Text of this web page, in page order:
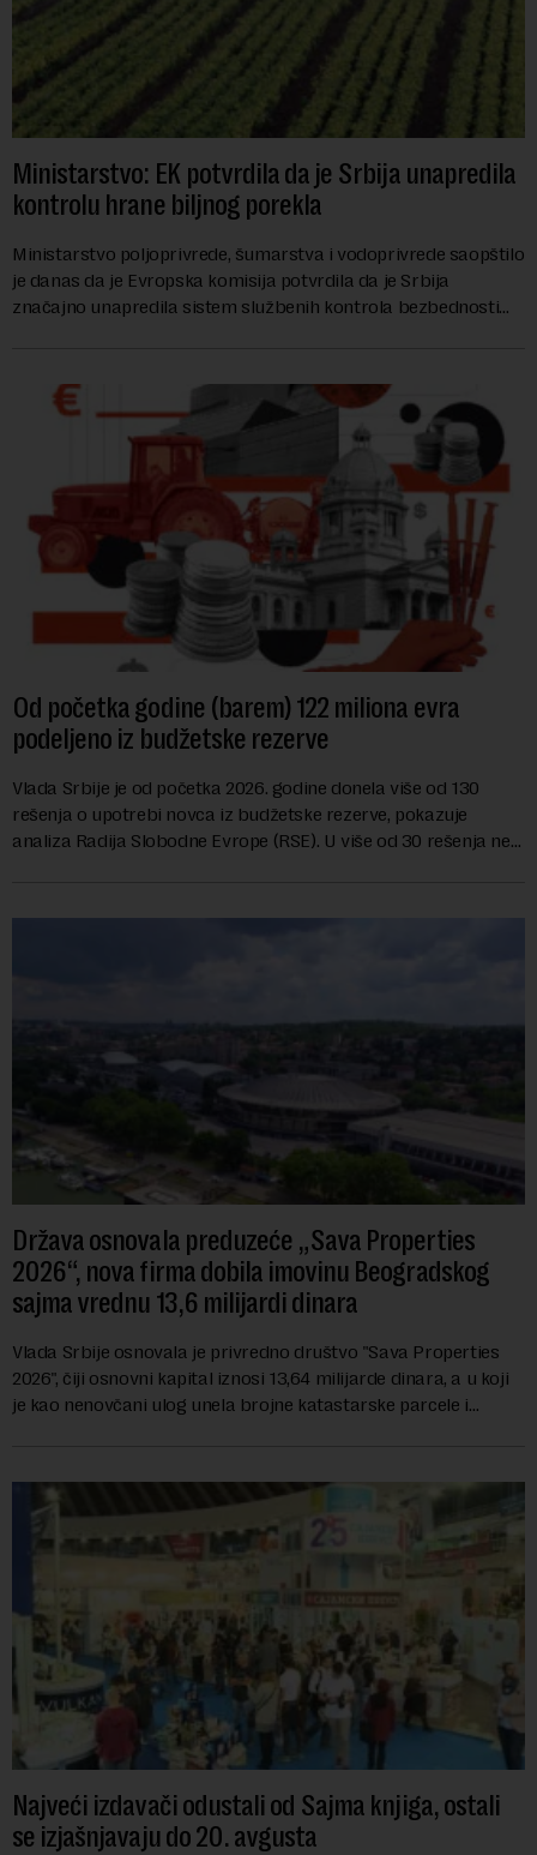
Ministarstvo: EK potvrdila da je Srbija unapredila
kontrolu hrane biljnog porekla
Ministarstvo poljoprivrede, šumarstva i vodoprivrede saopštilo
je danas da je Evropska komisija potvrdila da je Srbija
značajno unapredila sistem službenih kontrola bezbednosti
Od početka godine (barem) 122 miliona evra
podeljeno iz budžetske rezerve
Vlada Srbije je od početka 2026. godine donela više od 130
rešenja o upotrebi novca iz budžetske rezerve, pokazuje
analiza Radija Slobodne Evrope (RSE). U više od 30 rešenja ne
Država osnovala preduzeće „Sava Properties
2026“, nova firma dobila imovinu Beogradskog
sajma vrednu 13,6 milijardi dinara
Vlada Srbije osnovala je privredno društvo "Sava Properties
2026", čiji osnovni kapital iznosi 13,64 milijarde dinara, a u koji
je kao nenovčani ulog unela brojne katastarske parcele i
Najveći izdavači odustali od Sajma knjiga, ostali
se izjašnjavaju do 20. avgusta